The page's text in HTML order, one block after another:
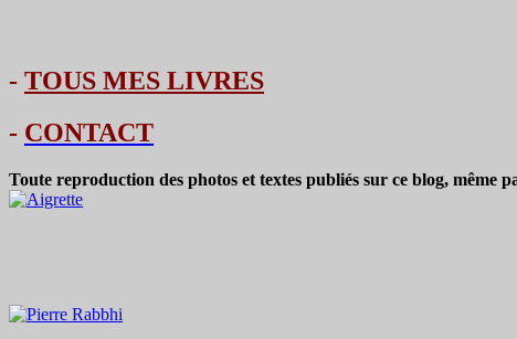
- TOUS MES LIVRES
- CONTACT
Toute reproduction des photos et textes publiés sur ce blog, même